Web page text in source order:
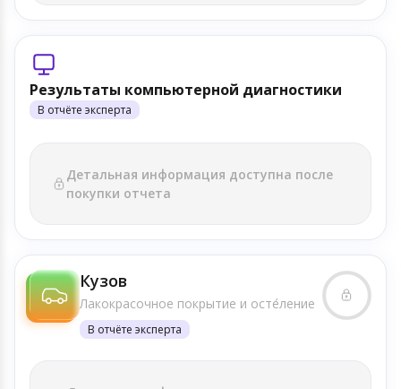
Результаты компьютерной диагностики
В отчёте эксперта
Детальная информация доступна после
покупки отчета
Кузов
Лакокрасочное покрытие и осте́ление
В отчёте эксперта